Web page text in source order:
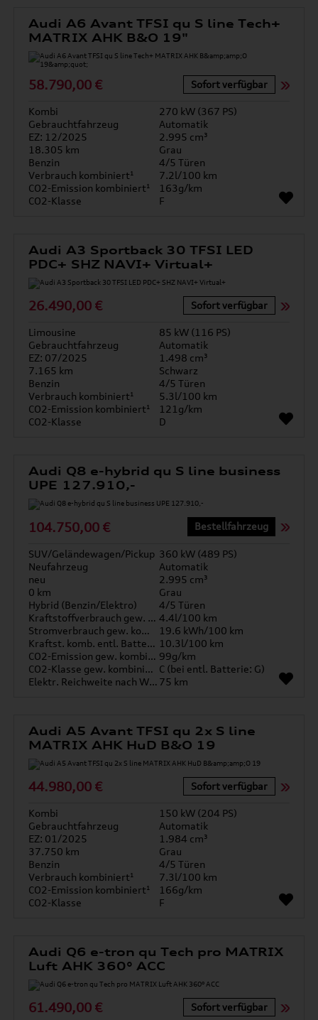
Audi A6 Avant TFSI qu S line Tech+
MATRIX AHK B&O 19"
58.790,00 € Sofort verfügbar
Kombi
270 kW (367 PS)
Gebrauchtfahrzeug
Automatik
EZ: 12/2025
2.995 cm³
18.305 km
Grau
Benzin
4/5 Türen
Verbrauch kombiniert¹
7.2l/100 km
CO2-Emission kombiniert¹
163g/km
CO2-Klasse
F
Audi A3 Sportback 30 TFSI LED
PDC+ SHZ NAVI+ Virtual+
26.490,00 € Sofort verfügbar
Limousine
85 kW (116 PS)
Gebrauchtfahrzeug
Automatik
EZ: 07/2025
1.498 cm³
7.165 km
Schwarz
Benzin
4/5 Türen
Verbrauch kombiniert¹
5.3l/100 km
CO2-Emission kombiniert¹
121g/km
CO2-Klasse
D
Audi Q8 e-hybrid qu S line business
UPE 127.910,-
104.750,00 € Bestellfahrzeug
SUV/Geländewagen/Pickup 360 kW (489 PS)
Neufahrzeug
Automatik
neu
2.995 cm³
0 km
Grau
Hybrid (Benzin/Elektro)
4/5 Türen
Kraftstoffverbrauch gew. kombiniert 4.4l/100 km
Stromverbrauch gew. kombiniert
19.6 kWh/100 km
Kraftst. komb. entl. Batterie 10.3l/100 km
CO2-Emission gew. kombiniert 99g/km
CO2-Klasse gew. kombiniert C (bei entl. Batterie: G)
Elektr. Reichweite nach WLTP* 75 km
Audi A5 Avant TFSI qu 2x S line
MATRIX AHK HuD B&O 19
44.980,00 € Sofort verfügbar
Kombi
150 kW (204 PS)
Gebrauchtfahrzeug
Automatik
EZ: 01/2025
1.984 cm³
37.750 km
Grau
Benzin
4/5 Türen
Verbrauch kombiniert¹
7.3l/100 km
CO2-Emission kombiniert¹
166g/km
CO2-Klasse
F
Audi Q6 e-tron qu Tech pro MATRIX
Luft AHK 360° ACC
61.490,00 € Sofort verfügbar